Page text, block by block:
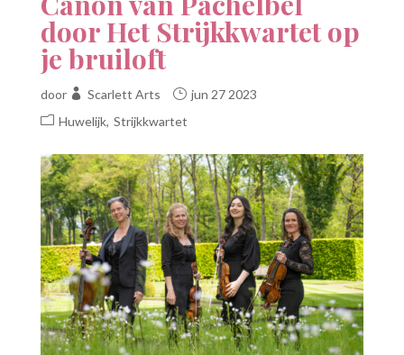
door Het Strijkkwartet op
je bruiloft
door Scarlett Arts
jun 27 2023
Huwelijk Strijkkwartet